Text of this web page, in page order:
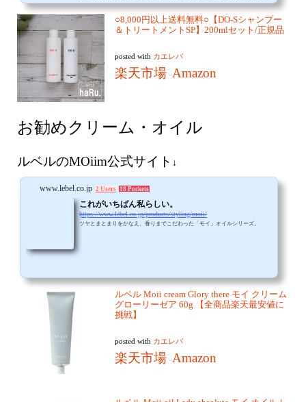
された とある岡山の
○8,000円以上送料無料○【DO-Sシャンプー
＆トリートメントSP】200mlセット/正規品
posted with カエレバ
楽天市場 Amazon
お勧めクリーム・オイル
ルベルのMOiim公式サイト ↓
www.lebel.co.jp 2 Users 18 Pockets
これがいちばん私らしい。
https://www.lebel.co.jp/products/styling/moii/
ツヤとまとまりをかなえ、香りまでこだわった「モイ」オイルシリーズ。
ルベル Moii cream Glory there モイ クリーム
グローリーゼア 60g 【全商品楽天最安値に
挑戦】
posted with カエレバ
楽天市場 Amazon